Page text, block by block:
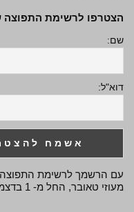
הצטרפו לרשימת התפוצה
שם:
דוא"ל:
עם הרשמך לרשימת התפוצה
מעוזי טאובר, החל מ- 1 בדצמבר 2008.